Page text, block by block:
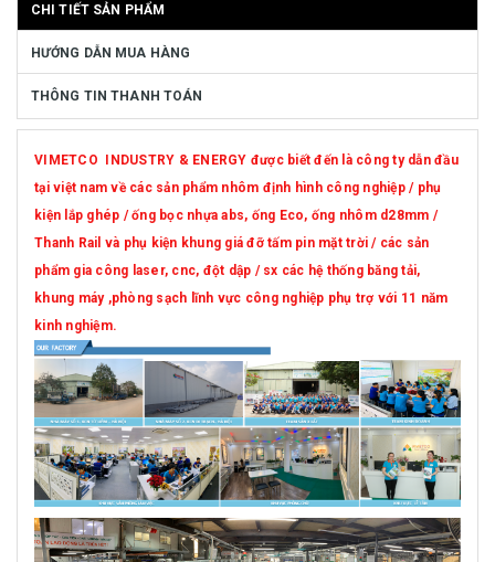
CHI TIẾT SẢN PHẨM
HƯỚNG DẪN MUA HÀNG
THÔNG TIN THANH TOÁN
VIMETCO INDUSTRY & ENERGY được biết đến là công ty dẫn đầu
tại việt nam về các sản phẩm nhôm định hình công nghiệp / phụ
kiện lắp ghép / ống bọc nhựa abs, ống Eco, ống nhôm d28mm /
Thanh Rail và phụ kiện khung giá đỡ tấm pin mặt trời / các sản
phẩm gia công laser, cnc, đột dập / sx các hệ thống băng tải,
khung máy ,phòng sạch lĩnh vực công nghiệp phụ trợ với 11 năm
kinh nghiệm.